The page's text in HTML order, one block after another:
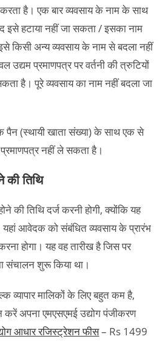
है। एक बार व्यवसाय के नाम के साथ
इसे हटाया नहीं जा सकता / इसका नाम
किसी अन्य व्यवसाय के नाम से बदला नहीं
प्रमाणपत्र पर वर्तनी की त्रुटियों
है। पूरे व्यवसाय का नाम नहीं बदला जा
पैन (स्थायी खाता संख्या) के साथ एक से
नहीं ले सकता है।
की तिथि
की तिथि दर्ज करनी होगी, क्योंकि यह
यहां आवेदक को संबंधित व्यवसाय के प्रारंभ
होगा। यह वह तारीख है जिस पर
संचालन शुरू किया था।
व्यापार मालिकों के लिए बहुत कम है,
करें अपना एमएसएमई उद्योग पंजीकरण
आधार रजिस्ट्रेशन फीस– Rs 1499